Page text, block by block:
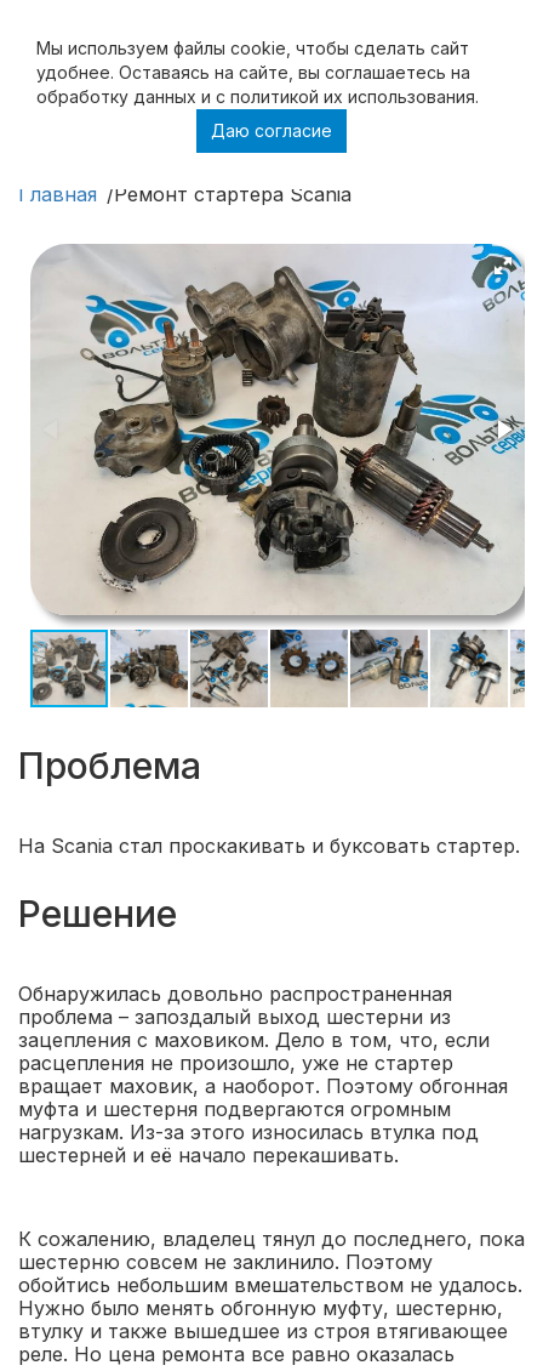
Мы используем файлы cookie, чтобы cделать сайт
удобнее. Оставаясь на сайте, вы соглашаетесь на
обработку данных и с политикой их использования.
Даю согласие
Ремонт стартера Scania
Главная Ремонт стартера Scania
Проблема
На Scania стал проскакивать и буксовать стартер.
Решение
Обнаружилась довольно распространенная
проблема – запоздалый выход шестерни из
зацепления с маховиком. Дело в том, что, если
расцепления не произошло, уже не стартер
вращает маховик, а наоборот. Поэтому обгонная
муфта и шестерня подвергаются огромным
нагрузкам. Из-за этого износилась втулка под
шестерней и её начало перекашивать.
К сожалению, владелец тянул до последнего, пока
шестерню совсем не заклинило. Поэтому
обойтись небольшим вмешательством не удалось.
Нужно было менять обгонную муфту, шестерню,
втулку и также вышедшее из строя втягивающее
реле. Но цена ремонта все равно оказалась